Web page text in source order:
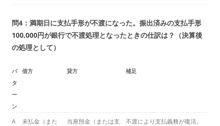
問4：満期日に支払手形が不渡になった。振出済みの支払手形
100,000円が銀行で不渡処理となったときの仕訳は？（決算後
の処理として）
パ
タ
ー
ン
借方 貸方 補足
A
未払金（また
当座預金（または支
不渡により支払義務が復活。